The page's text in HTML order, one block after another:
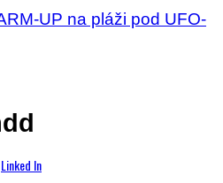
UP na pláži pod UFO-
Linked In